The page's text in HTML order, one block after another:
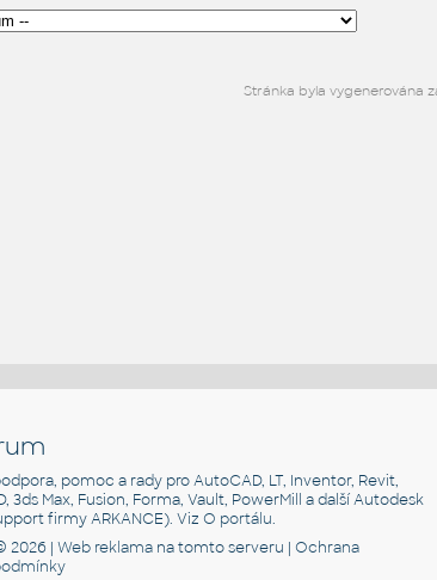
Stránka byla vygenerována
pomoc a rady pro AutoCAD, LT, Inventor, Revit,
3ds Max, Fusion, Forma, Vault, PowerMill a další Autodesk
firmy ARKANCE). VizO portálu.
2026 |Web reklama na tomto serveru |Ochrana